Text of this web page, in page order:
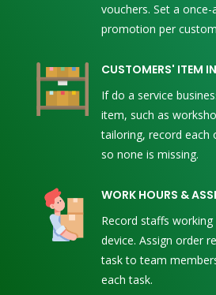
vouchers. Set a
promotion per
CUSTOMERS' ITEM
If do a service
item, such as
tailoring, record each
so none is missing.
WORK HOURS &
Record staffs
device. Assign order
task to team
each task.